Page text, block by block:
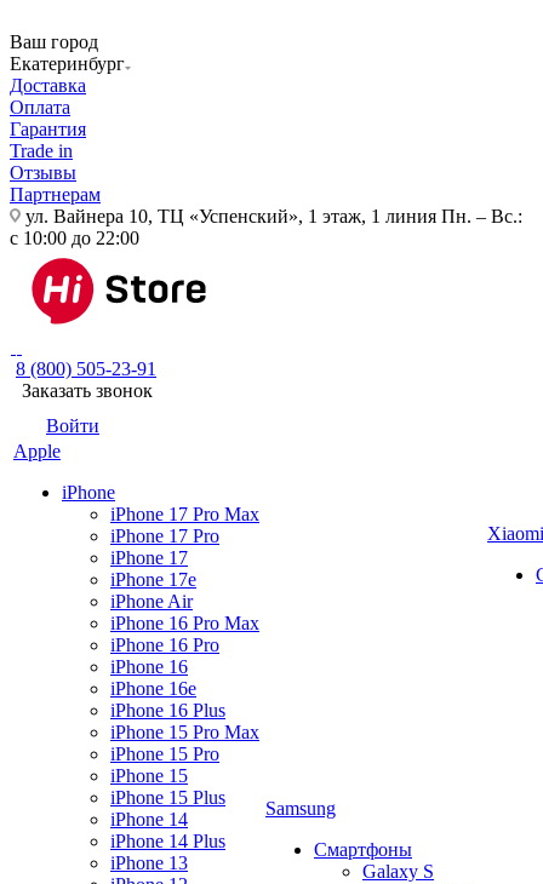
Ваш город
Екатеринбург
Доставка
Оплата
Гарантия
Trade in
Отзывы
Партнерам
ул. Вайнера 10, ТЦ «Успенский», 1 этаж, 1 линия Пн. – Вс.:
с 10:00 до 22:00
8 (800) 505-23-91
Заказать звонок
Войти
Apple
iPhone
iPhone 17 Pro Max
iPhone 17 Pro
iPhone 17
iPhone 17e
iPhone Air
iPhone 16 Pro Max
iPhone 16 Pro
iPhone 16
iPhone 16e
iPhone 16 Plus
iPhone 15 Pro Max
iPhone 15 Pro
iPhone 15
iPhone 15 Plus
iPhone 14
iPhone 14 Plus
iPhone 13
Samsung
Смартфоны
Galaxy S
Xiaomi